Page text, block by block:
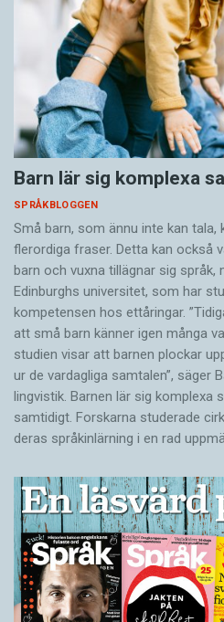
Barn lär sig komplexa
SPRÅKBLOGGEN
Små barn, som ännu inte kan tala,
flerordiga fraser. Detta kan också
barn och vuxna tillägnar sig språk,
Edinburghs universitet, som har
kompetensen hos ettåringar.
att små barn känner igen många
studien visar att barnen plockar
ur de vardagliga samtalen”, säger
lingvistik. Barnen lär sig komplexa
samtidigt. Forskarna studerade
deras språkinlärning i en rad